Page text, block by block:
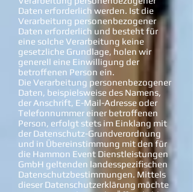
Daten erforderlich werden. Ist die
Verarbeitung personenbezogener
Daten erforderlich und besteht für
eine solche Verarbeitung keine
gesetzliche Grundlage, holen wir
generell eine Einwilligung der
betroffenen Person ein.
Die Verarbeitung personenbezogener
Daten, beispielsweise des Namens,
der Anschrift, E-Mail-Adresse oder
Telefonnummer einer betroffenen
Person, erfolgt stets im Einklang mit
der Datenschutz-Grundverordnung
und in Übereinstimmung mit den für
die Hammon Event Dienstleistungen
GmbH geltenden landesspezifischen
Datenschutzbestimmungen. Mittels
dieser Datenschutzerklärung möchte